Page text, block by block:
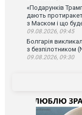
«Подарунків
дають
з Маском і що
09.08.2026, 09:45
Болгарія
з безпілотником
09.08.2026, 09:30